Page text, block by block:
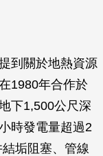
到關於地熱資源
1980年合作於
下1,500公尺深
時發電量超過2
垢阻塞、管線